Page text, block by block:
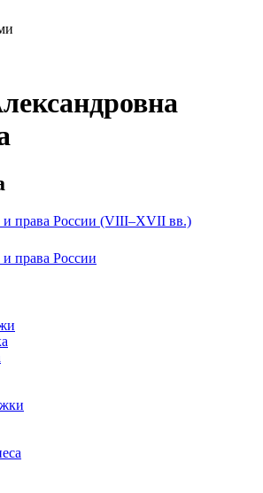
и права России (VIII–XVII вв.)
и права России